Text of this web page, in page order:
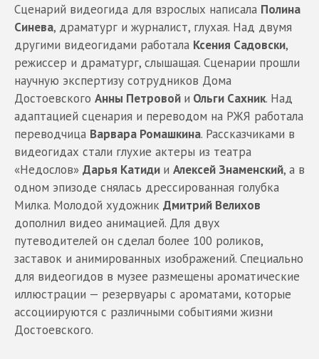
Сценарий видеогида для взрослых написала Полина
Синева, драматург и журналист, глухая. Над двумя
другими видеогидами работала Ксения Садовски,
режиссер и драматург, слышащая. Сценарии прошли
научную экспертизу сотрудников Дома
Достоевского Анны Петровой и Ольги Сахник. Над
адаптацией сценария и переводом на РЖЯ работала
переводчица Варвара Ромашкина. Рассказчиками в
видеогидах стали глухие актеры из театра
«Недослов» Дарья Катиди и Алексей Знаменский, а в
одном эпизоде снялась дрессированная голубка
Милка. Молодой художник Дмитрий Велихов
дополнил видео анимацией. Для двух
путеводителей он сделал более 100 роликов,
заставок и анимированных изображений. Специально
для видеогидов в музее размещены ароматические
иллюстрации — резервуары с ароматами, которые
ассоциируются с различными событиями жизни
Достоевского.